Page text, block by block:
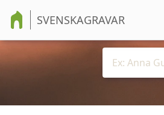
SVENSKAGRAVAR